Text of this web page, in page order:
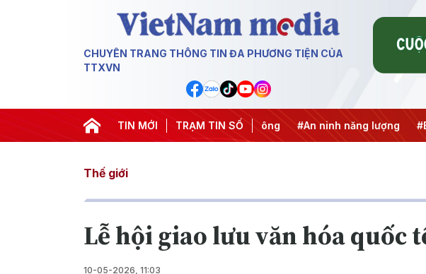
CHUYÊN TRANG THÔNG TIN ĐA PHƯƠNG TIỆN CỦA
TTXVN
TIN MỚI TRẠM TIN SỐ
#Chống khai thác IUU #Căng thẳng Trung Đông #An ninh năng lượng #Bảo
Thế giới
Lễ hội giao lưu văn hóa quốc
10-05-2026, 11:03